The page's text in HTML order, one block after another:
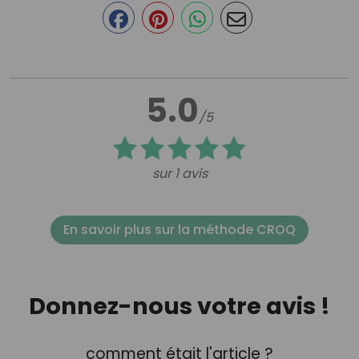
5.0/5
sur 1 avis
En savoir plus sur la méthode CROQ
Donnez-nous votre avis !
comment était l'article ?